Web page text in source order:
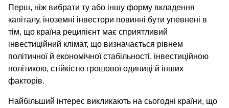
Перш, ніж вибрати ту або іншу форму вкладення
капіталу, іноземні інвестори повинні бути упевнені в
тім, що країна реципієнт має сприятливий
інвестиційний клімат, що визначається рівнем
політичної й економічної стабільності, інвестиційною
політикою, стійкістю грошової одиниці й інших
факторів.
Найбільший інтерес викликають на сьогодні країни, що